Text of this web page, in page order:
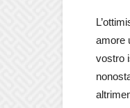
amore
vostro